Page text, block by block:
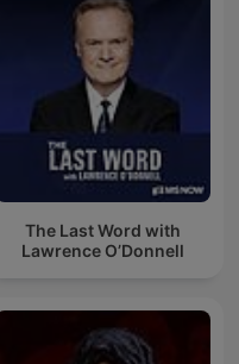
The Last Word with
Lawrence O’Donnell